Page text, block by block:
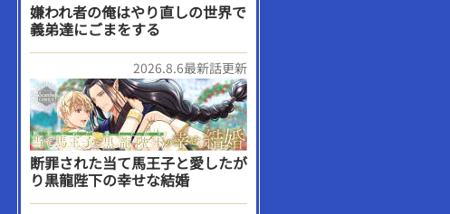
嫌われ者の俺はやり直しの世界で
義弟達にごまをする
2026.8.6最新話更新
断罪された当て馬王子と愛したが
り黒龍陛下の幸せな結婚